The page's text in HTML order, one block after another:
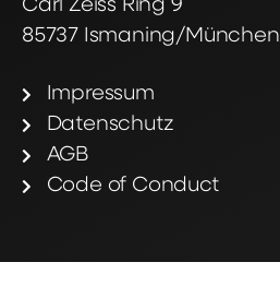
Carl Zeiss Ring 9
85737 Ismaning/München
Impressum
Datenschutz
AGB
Code of Conduct